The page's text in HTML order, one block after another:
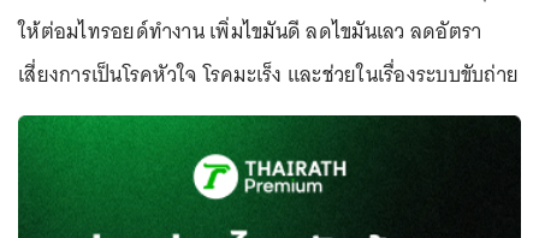
ให้ต่อมไทรอยด์ทำงาน เพิ่มไขมันดี ลดไขมันเลว ลดอัตรา
เสี่ยงการเป็นโรคหัวใจ โรคมะเร็ง และช่วยในเรื่องระบบขับถ่าย